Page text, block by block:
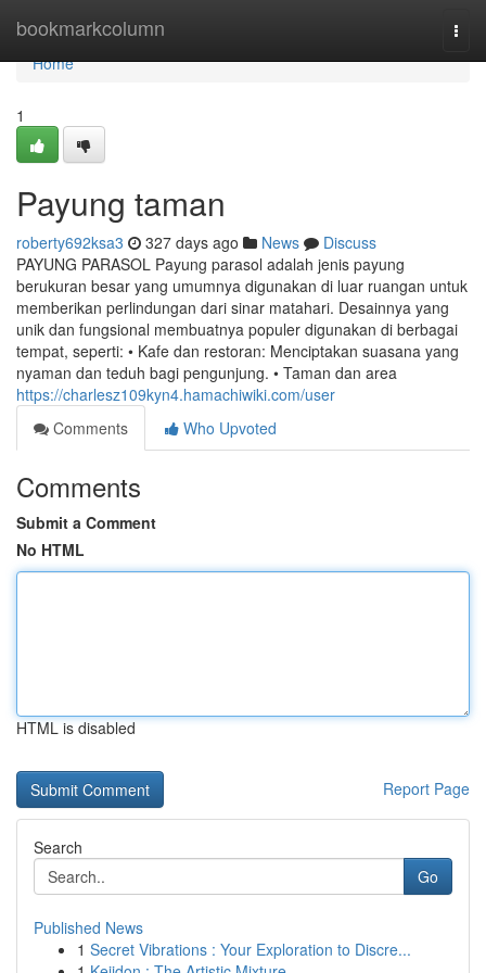
bookmarkcolumn
Home
Home
1
Payung taman
roberty692ksa3 327 days ago News
Discuss
PAYUNG PARASOL Payung parasol adalah jenis payung
berukuran besar yang umumnya digunakan di luar ruangan untuk
memberikan perlindungan dari sinar matahari. Desainnya yang
unik dan fungsional membuatnya populer digunakan di berbagai
tempat, seperti: • Kafe dan restoran: Menciptakan suasana yang
nyaman dan teduh bagi pengunjung. • Taman dan area
https://charlesz109kyn4.hamachiwiki.com/user
Comments
Who Upvoted
Comments
Submit a Comment
No HTML
HTML is disabled
Report Page
Search
Go
Published News
1 Secret Vibrations : Your Exploration to Discre...